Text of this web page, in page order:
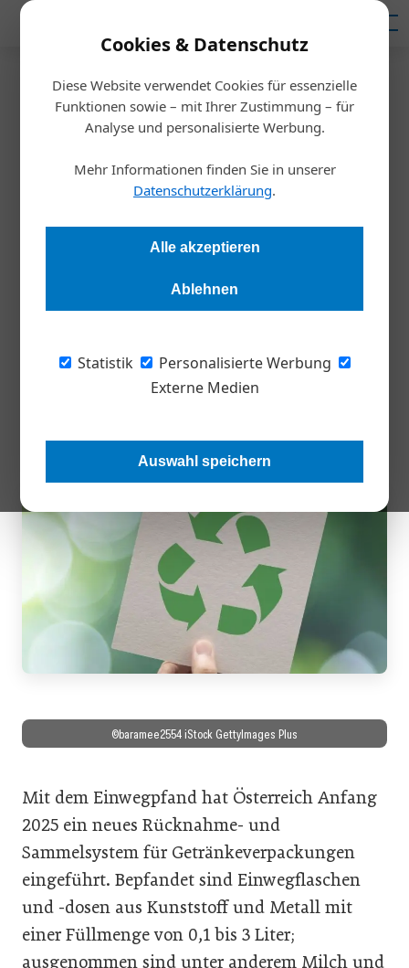
Cookies & Datenschutz
Diese Website verwendet Cookies für essenzielle
Funktionen sowie – mit Ihrer Zustimmung – für
Analyse und personalisierte Werbung.
Mehr Informationen finden Sie in unserer
Datenschutzerklärung.
Alle akzeptieren
Ablehnen
Statistik
Personalisierte Werbung
Externe Medien
Auswahl speichern
Startseite/Inspiration
Unternehmensführung
Pfand: Erste Bilanz und Folgen
für Betriebe
Redaktion Die Wirtschaft
Seit 1. Jänner 2025 gilt in Österreich das Einwegpfand auf
nach dem Start stehen erstmals offizielle Kennzahlen zur
Systemleistung an. Für Unternehmen stellt sich weniger die
©baramee2554 iStock GettyImages Plus
Mit dem Einwegpfand hat Österreich Anfang
2025 ein neues Rücknahme- und
Sammelsystem für Getränkeverpackungen
eingeführt. Bepfandet sind Einwegflaschen
und -dosen aus Kunststoff und Metall mit
einer Füllmenge von 0,1 bis 3 Liter;
ausgenommen sind unter anderem Milch und